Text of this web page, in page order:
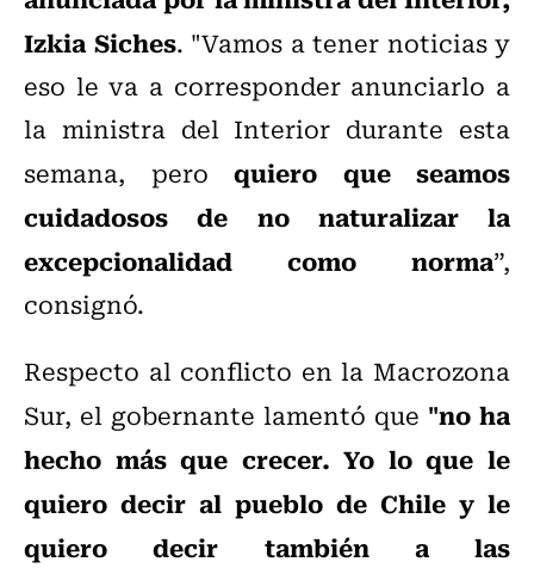
Izkia Siches. "Vamos a tener noticias y
eso le va a corresponder anunciarlo a
la ministra del Interior durante esta
semana, pero quiero que seamos
cuidadosos de no naturalizar la
excepcionalidad como norma”,
consignó.
Respecto al conflicto en la Macrozona
Sur, el gobernante lamentó que "no ha
hecho más que crecer. Yo lo que le
quiero decir al pueblo de Chile y le
quiero decir también a las